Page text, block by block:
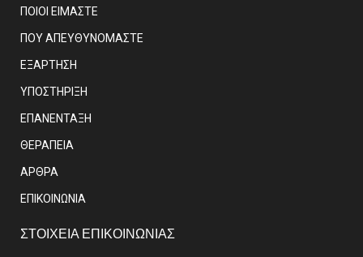
ΠΟΙΟΙ ΕΙΜΑΣΤE
ΠΟΥ ΑΠΕΥΘΥΝΟΜΑΣΤΕ
ΕΞΑΡΤΗΣΗ
ΥΠΟΣΤΗΡΙΞΗ
ΕΠΑΝΕΝΤΑΞΗ
ΘΕΡΑΠΕΙΑ
ΑΡΘΡΑ
EΠΙΚΟΙΝΩΝΙΑ
ΣΤΟΙΧΕΙΑ ΕΠΙΚΟΙΝΩΝΙΑΣ